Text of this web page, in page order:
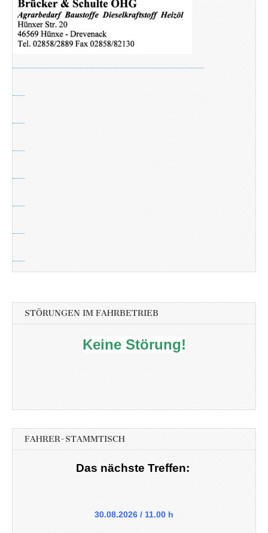
STÖRUNGEN IM FAHRBETRIEB
Keine Störung!
FAHRER-STAMMTISCH
Das nächste Treffen:
30.08.2026 / 11.00 h